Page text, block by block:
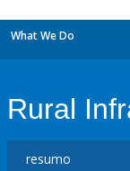
What We Do
Rural